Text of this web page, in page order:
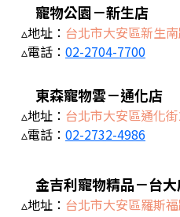
寵物公園－新生店
▵地址： 台北市大安區新生
▵電話： 02-2704-7700
東森寵物雲－通化店
▵地址： 台北市大安區通化
▵電話： 02-2732-4986
金吉利寵物精品－台大
▵地址： 台北市大安區羅斯